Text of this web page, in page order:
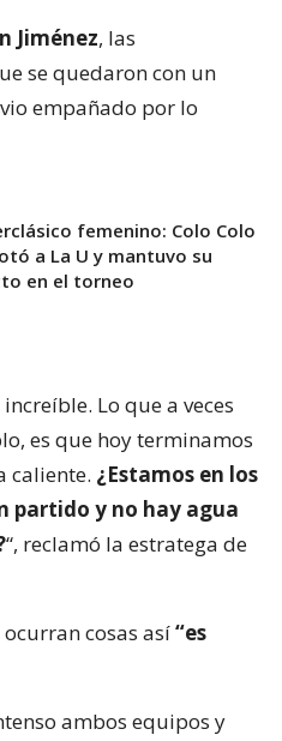
Jiménez, las
se quedaron con un
empañado por lo
femenino: Colo Colo
a La U y mantuvo su
en el torneo
Lo que a veces
es que hoy terminamos
caliente. ¿Estamos en los
partido y no hay agua
“, reclamó la estratega de
cosas así“es
ambos equipos y